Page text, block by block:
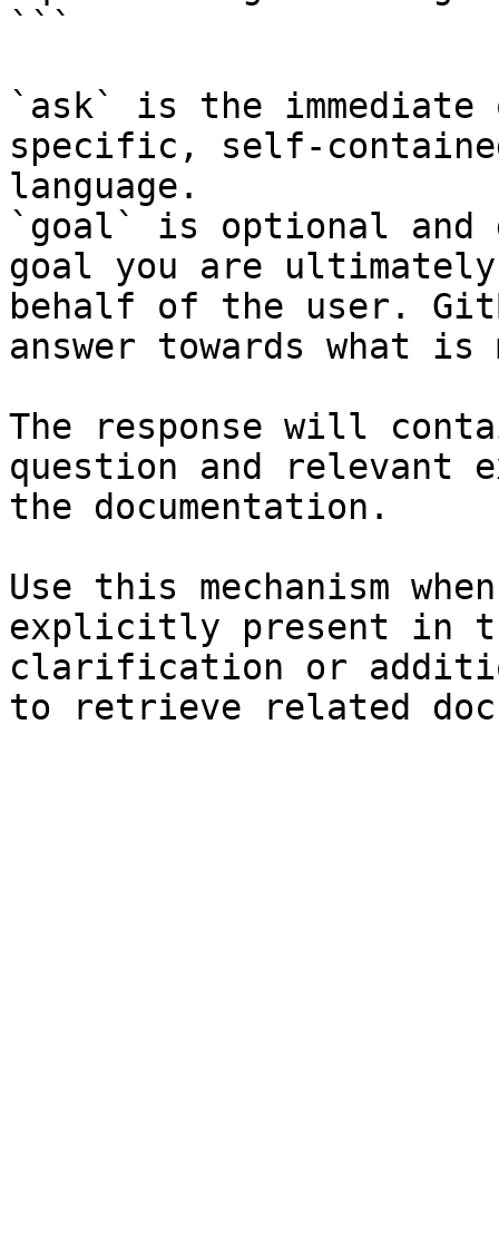
```
`ask` is the
specific, self-
language.
`goal` is optional and
goal you are
behalf of the user.
answer towards what
The response will
question and relevant
the documentation.
Use this mechanism
explicitly present in
clarification or